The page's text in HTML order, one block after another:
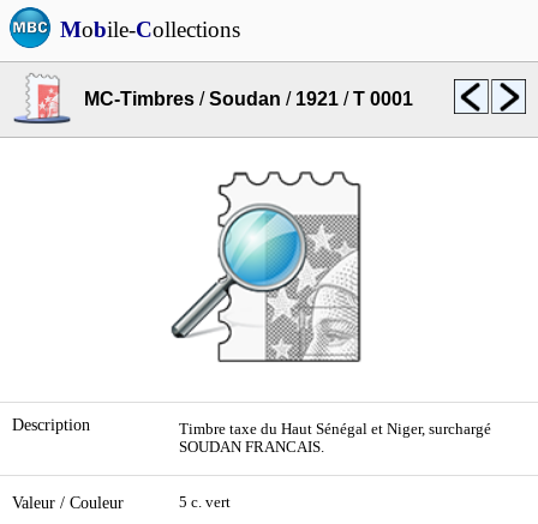
Mobile-Collections
MC-Timbres /Soudan / 1921 /T 0001
Description
Timbre taxe du Haut Sénégal et Niger, surchargé
SOUDAN FRANCAIS.
Valeur / Couleur 5 c. vert